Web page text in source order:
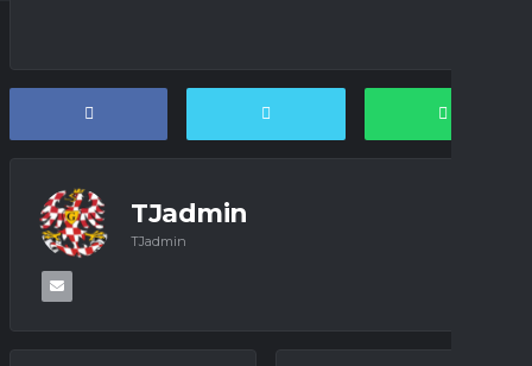
TJadmin
TJadmin